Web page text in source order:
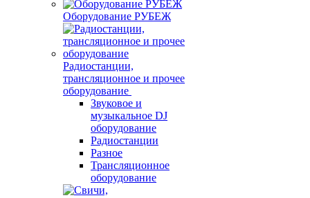
Оборудование РУБЕЖ
Радиостанции,
трансляционное и прочее
оборудование
Звуковое и
музыкальное DJ
оборудование
Радиостанции
Разное
Трансляционное
оборудование